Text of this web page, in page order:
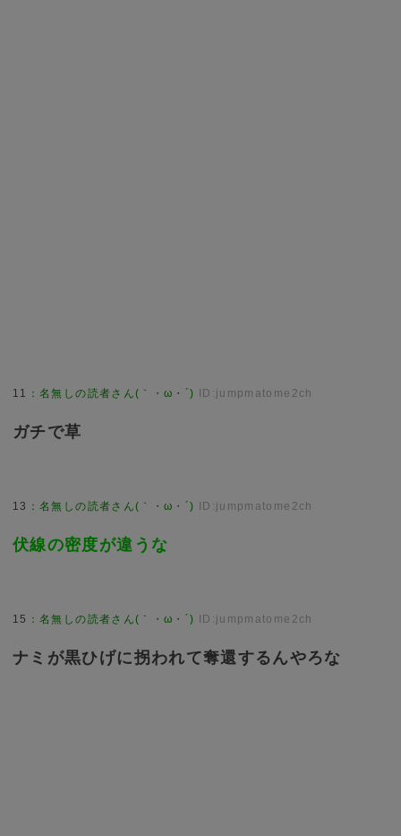
11 ：名無しの読者さん(｀・ω・´) ID:jumpmatome2ch
ガチで草
13 ：名無しの読者さん(｀・ω・´) ID:jumpmatome2ch
伏線の密度が違うな
15 ：名無しの読者さん(｀・ω・´) ID:jumpmatome2ch
ナミが黒ひげに拐われて奪還するんやろな